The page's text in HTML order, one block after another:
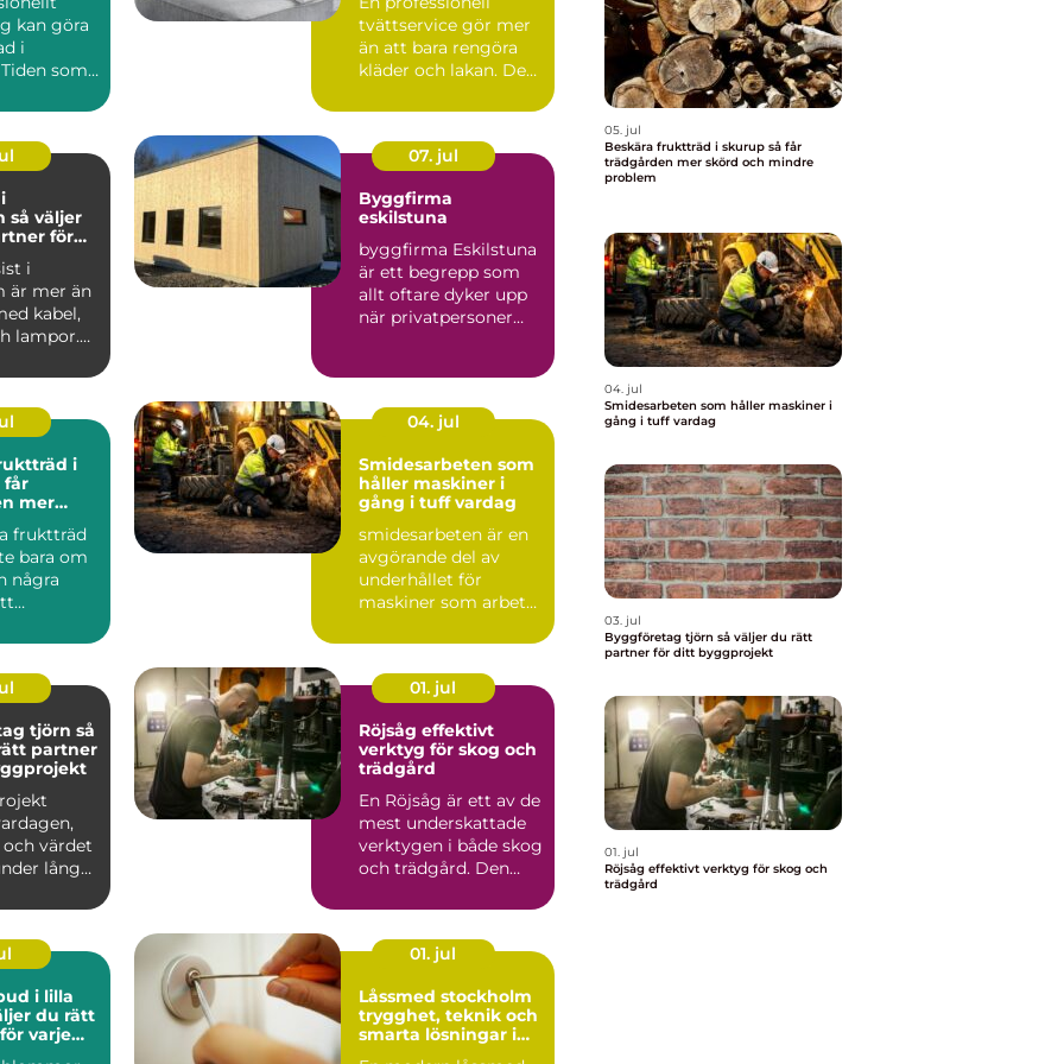
kan göra
i
som
tvättservice gör mer
än att bara rengöra
kläder och lakan. Den
för
i
är mer än
kabel,
lampor.
07. jul
Byggfirma
eskilstuna
byggfirma Eskilstuna
är ett begrepp som
allt oftare dyker upp
när privatpersoner
i
mer
fruktträd
bara om
några
04. jul
Smidesarbeten som
håller maskiner i
gång i tuff vardag
smidesarbeten är en
avgörande del av
underhållet för
maskiner som arbetar
bygg, ...
tjörn så
partner
värdet
lång
01. jul
Röjsåg effektivt
verktyg för skog och
trädgård
En Röjsåg är ett av de
mest underskattade
verktygen i både skog
och trädgård. Den
i lilla
varje
01. jul
Låssmed stockholm
trygghet, teknik och
smarta lösningar i
05. jul
Beskära fruktträd i skurup så får
trädgården mer skörd och mindre
problem
04. jul
Smidesarbeten som håller maskiner i
gång i tuff vardag
03. jul
Byggföretag tjörn så väljer du rätt
partner för ditt byggprojekt
01. jul
Röjsåg effektivt verktyg för skog och
trädgård